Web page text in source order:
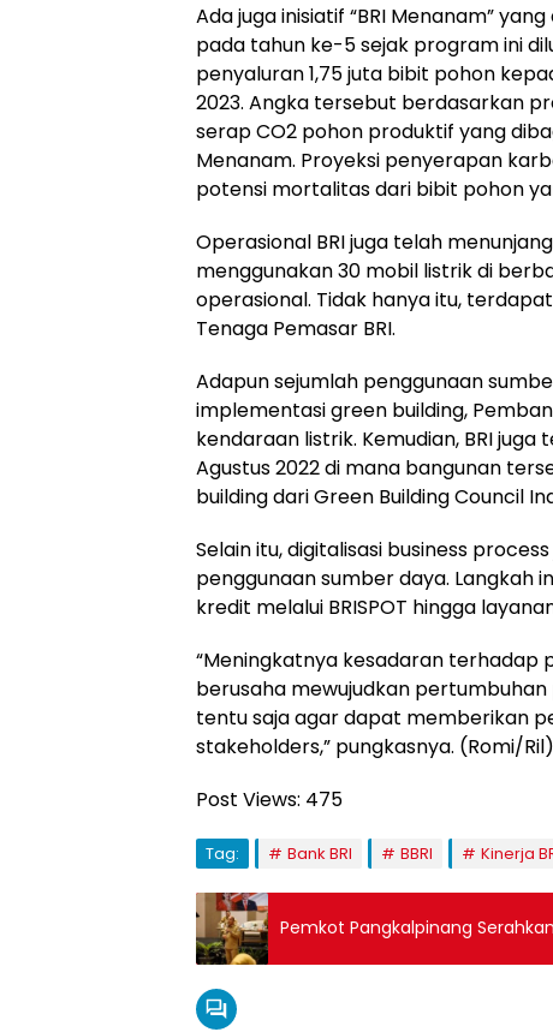
Ada juga inisiatif “BRI Menanam”
pada tahun ke-5 sejak program ini
penyaluran 1,75 juta bibit pohon
2023. Angka tersebut berdasarkan
serap CO2 pohon produktif yang
Menanam. Proyeksi penyerapan
potensi mortalitas dari bibit pohon
Operasional BRI juga telah
menggunakan 30 mobil listrik di
operasional. Tidak hanya itu,
Tenaga Pemasar BRI.
Adapun sejumlah penggunaan
implementasi green building,
kendaraan listrik. Kemudian, BRI juga
Agustus 2022 di mana bangunan
building dari Green Building Council
Selain itu, digitalisasi business
penggunaan sumber daya. Langkah
kredit melalui BRISPOT hingga
“Meningkatnya kesadaran terhadap
berusaha mewujudkan
tentu saja agar dapat memberikan
stakeholders,” pungkasnya. (Romi/Ril)
Post Views: 475
Tag: Bank BRI BBRI Kinerja
Pemkot Pangkalpinang